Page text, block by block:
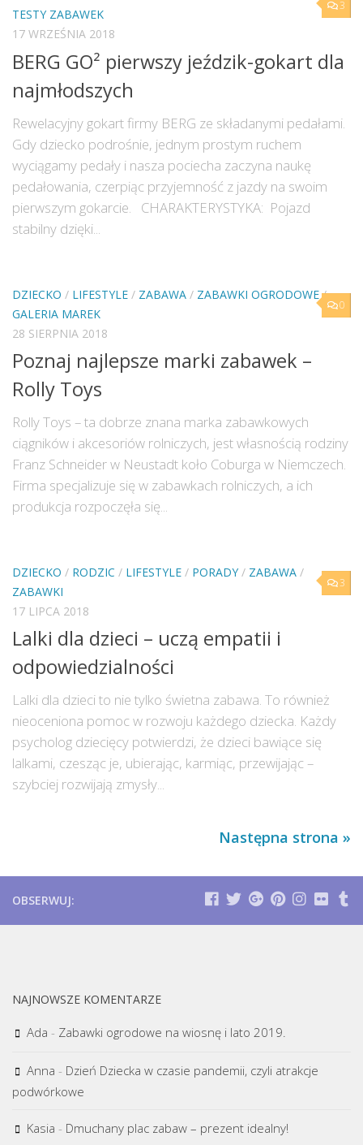
3
TESTY ZABAWEK
17 WRZEŚNIA 2018
BERG GO² pierwszy jeździk-gokart dla
najmłodszych
Rewelacyjny gokart firmy BERG ze składanymi pedałami.
Gdy dziecko podrośnie, jednym prostym ruchem
wyciągamy pedały i nasza pociecha zaczyna naukę
pedałowania, czerpiąc przyjemność z jazdy na swoim
pierwszym gokarcie. CHARAKTERYSTYKA: Pojazd
stabilny dzięki...
0
DZIECKO / LIFESTYLE / ZABAWA / ZABAWKI OGRODOWE/
GALERIA MAREK
28 SIERPNIA 2018
Poznaj najlepsze marki zabawek –
Rolly Toys
Rolly Toys – ta dobrze znana marka zabawkowych
ciągników i akcesoriów rolniczych, jest własnością rodziny
Franz Schneider w Neustadt koło Coburga w Niemczech.
Firma specjalizuje się w zabawkach rolniczych, a ich
produkcja rozpoczęła się...
3
DZIECKO / RODZIC / LIFESTYLE / PORADY / ZABAWA /
ZABAWKI
17 LIPCA 2018
Lalki dla dzieci – uczą empatii i
odpowiedzialności
Lalki dla dzieci to nie tylko świetna zabawa. To również
nieoceniona pomoc w rozwoju każdego dziecka. Każdy
psycholog dziecięcy potwierdzi, że dzieci bawiące się
lalkami, czesząc je, ubierając, karmiąc, przewijając –
szybciej rozwijają zmysły...
Następna strona »
OBSERWUJ:
NAJNOWSZE KOMENTARZE
Ada - Zabawki ogrodowe na wiosnę i lato 2019.
Anna - Dzień Dziecka w czasie pandemii, czyli atrakcje
podwórkowe
Kasia - Dmuchany plac zabaw – prezent idealny!